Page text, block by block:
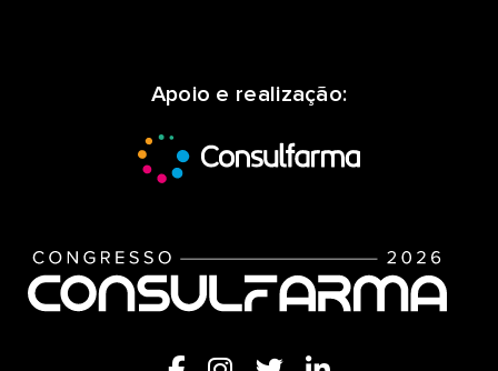
Apoio e realização: